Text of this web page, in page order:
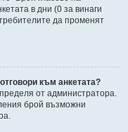
в дни (0 за винаги
да променят
към анкетата?
от администратора.
брой възможни